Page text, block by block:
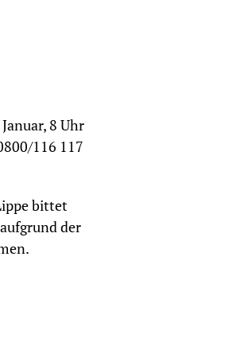
8 Uhr
116 117
bittet
der